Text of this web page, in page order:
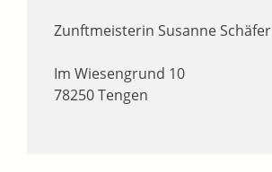
Zunftmeisterin SusanneSchäfer
Im Wiesengrund 10
78250Tengen